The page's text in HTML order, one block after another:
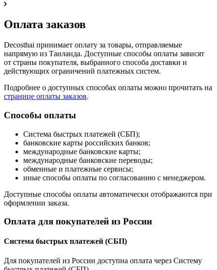
Оплата заказов
Decosthai принимает оплату за товары, отправляемые
напрямую из Таиланда. Доступные способы оплаты зависят
от страны покупателя, выбранного способа доставки и
действующих ограничений платежных систем.
Подробнее о доступных способах оплаты можно прочитать на
странице оплаты заказов.
Способы оплаты
Система быстрых платежей (СБП);
банковские карты российских банков;
международные банковские карты;
международные банковские переводы;
обменные и платежные сервисы;
иные способы оплаты по согласованию с менеджером.
Доступные способы оплаты автоматически отображаются при
оформлении заказа.
Оплата для покупателей из России
Система быстрых платежей (СБП)
Для покупателей из России доступна оплата через Систему